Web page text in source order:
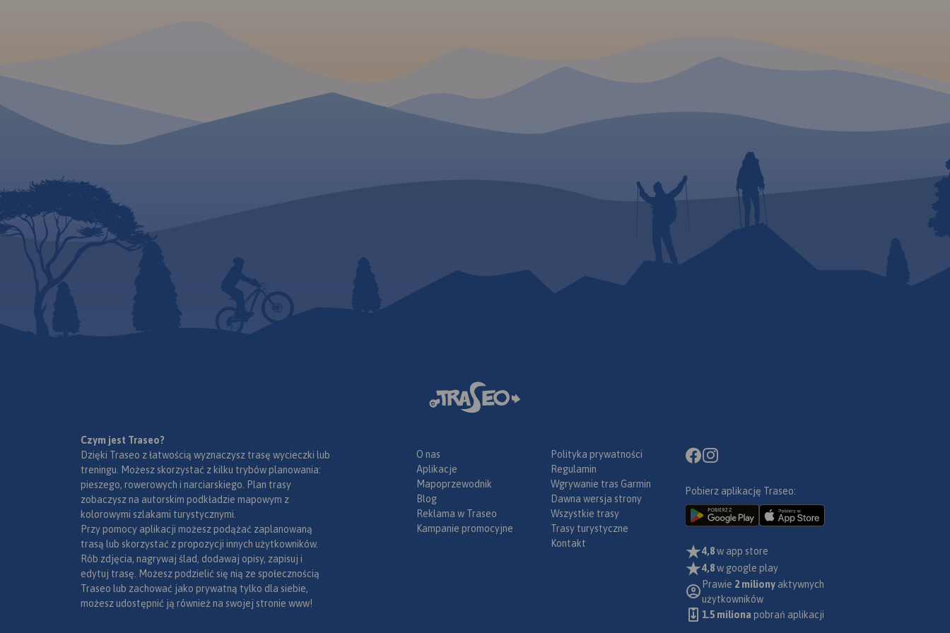
Czym jest Traseo?
Dzięki Traseo z łatwością wyznaczysz trasę wycieczki lub
treningu. Możesz skorzystać z kilku trybów planowania:
pieszego, rowerowych i narciarskiego. Plan trasy
zobaczysz na autorskim podkładzie mapowym z
kolorowymi szlakami turystycznymi.
Przy pomocy aplikacji możesz podążać zaplanowaną
trasą lub skorzystać z propozycji innych użytkowników.
Rób zdjęcia, nagrywaj ślad, dodawaj opisy, zapisuj i
edytuj trasę. Możesz podzielić się nią ze społecznością
Traseo lub zachować jako prywatną tylko dla siebie,
możesz udostępnić ją również na swojej stronie www!
O nas
Aplikacje
Mapoprzewodnik
Blog
Reklama w Traseo
Kampanie promocyjne
Polityka prywatności
Regulamin
Wgrywanie tras Garmin
Dawna wersja strony
Wszystkie trasy
Trasy turystyczne
Kontakt
Pobierz aplikację Traseo:
4,8w app store
4,8w google play
Prawie 2 miliony aktywnych
użytkowników
1.5 miliona pobrań aplikacji